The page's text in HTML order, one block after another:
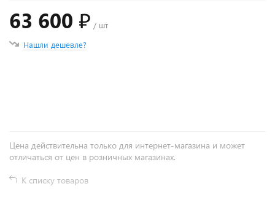
63 600 ₽ / шт
Нашли дешевле?
Цена действительна только для интернет-магазина и может
отличаться от цен в розничных магазинах.
К списку товаров